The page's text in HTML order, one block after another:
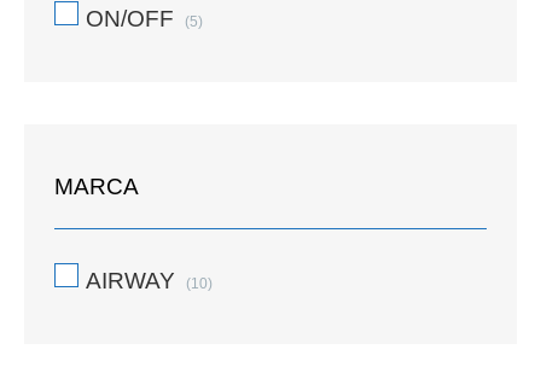
ON/OFF (5)
MARCA
AIRWAY (10)